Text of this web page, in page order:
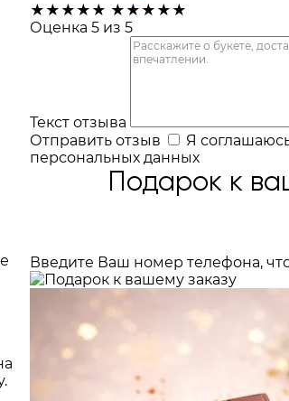
★ ★ ★ ★ ★ ★ ★ ★ ★ ★
Оценка 5 из 5
Текст отзыва
Отправить отзыв
Я
персональных данных
Подарок к
Введите Ваш номер телефона,